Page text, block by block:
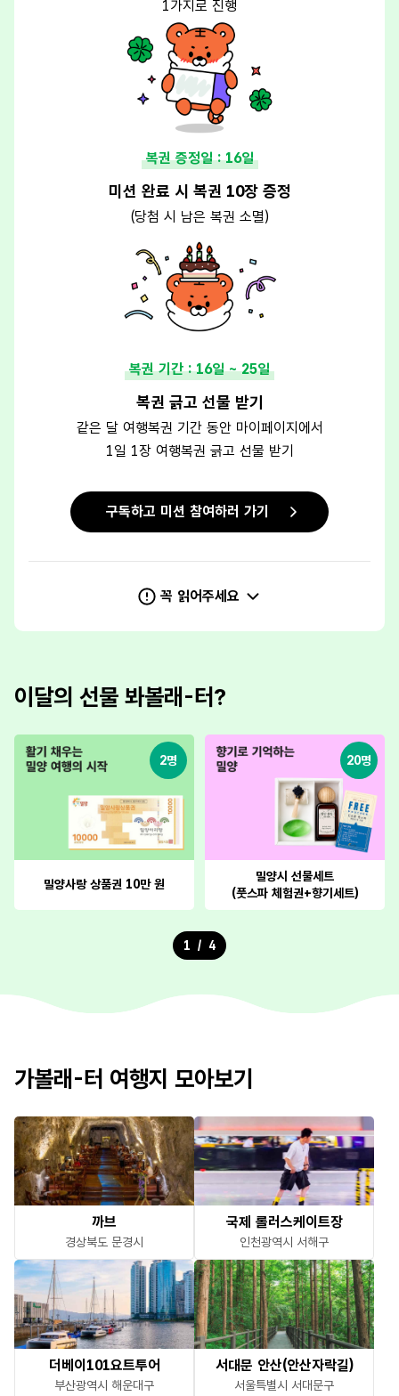
1가지로 진행
복권 증정일 : 16일
미션 완료 시 복권 10장 증정
(당첨 시 남은 복권 소멸)
복권 기간 : 16일 ~ 25일
복권 긁고 선물 받기
같은 달 여행복권 기간 동안 마이페이지에서
1일 1장 여행복권 긁고 선물 받기
구독하고 미션 참여하러 가기
꼭 읽어주세요
이달의 선물 봐볼래-터?
2명
밀양사랑 상품권 10만 원
20명
밀양시 선물세트
(풋스파 체험권+향기세트)
1 / 4
가볼래-터 여행지 모아보기
까브
경상북도 문경시
국제 롤러스케이트장
인천광역시 서해구
더베이101요트투어
부산광역시 해운대구
서대문 안산(안산자락길)
서울특별시 서대문구